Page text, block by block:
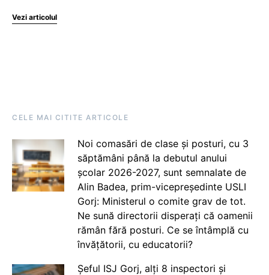
Vezi articolul
CELE MAI CITITE ARTICOLE
Noi comasări de clase și posturi, cu 3
săptămâni până la debutul anului
școlar 2026-2027, sunt semnalate de
Alin Badea, prim-vicepreședinte USLI
Gorj: Ministerul o comite grav de tot.
Ne sună directorii disperați că oamenii
rămân fără posturi. Ce se întâmplă cu
învățătorii, cu educatorii?
Șeful ISJ Gorj, alți 8 inspectori și